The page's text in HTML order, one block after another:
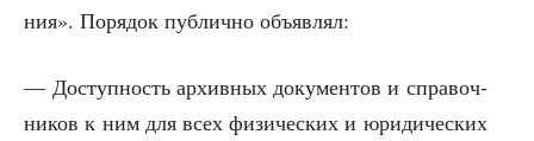
ния». Поря­док пуб­лич­но объявлял:
— Доступ­ность архив­ных доку­мен­тов и спра­воч­
ни­ков к ним для всех физи­че­ских и юри­ди­че­ских